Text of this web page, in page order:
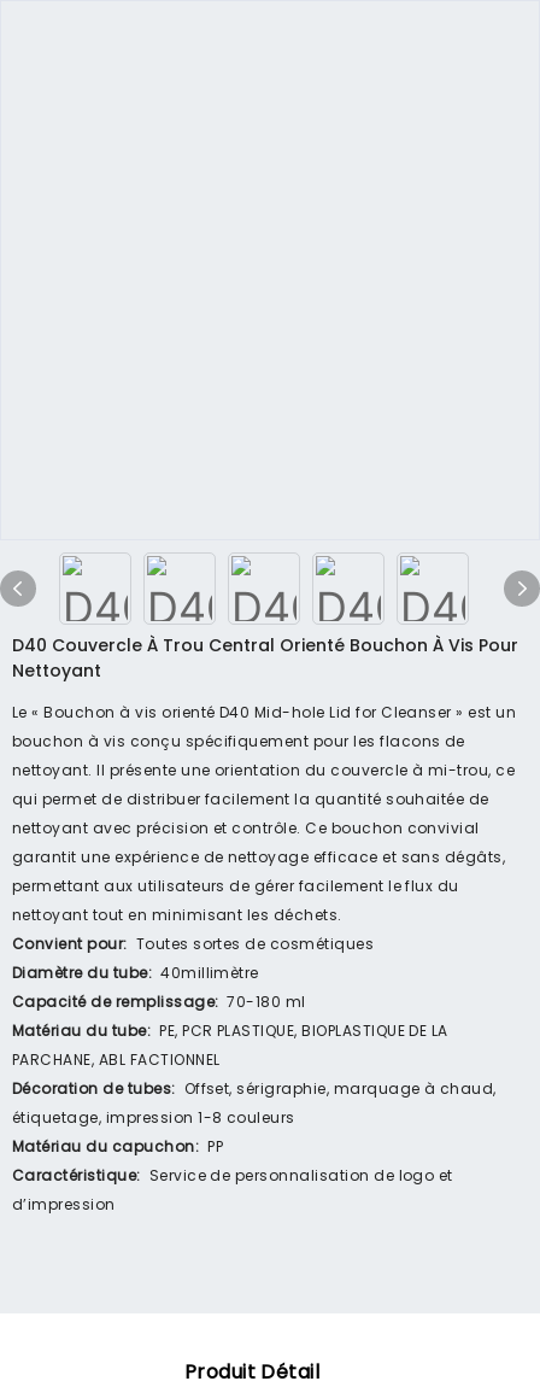
D40 Couvercle À Trou Central Orienté Bouchon À Vis Pour
Nettoyant
Le « Bouchon à vis orienté D40 Mid-hole Lid for Cleanser » est un
bouchon à vis conçu spécifiquement pour les flacons de
nettoyant. Il présente une orientation du couvercle à mi-trou, ce
qui permet de distribuer facilement la quantité souhaitée de
nettoyant avec précision et contrôle. Ce bouchon convivial
garantit une expérience de nettoyage efficace et sans dégâts,
permettant aux utilisateurs de gérer facilement le flux du
nettoyant tout en minimisant les déchets.
Convient pour: Toutes sortes de cosmétiques
Diamètre du tube: 40millimètre
Capacité de remplissage: 70-180 ml
Matériau du tube: PE, PCR PLASTIQUE, BIOPLASTIQUE DE LA
PARCHANE, ABL FACTIONNEL
Décoration de tubes: Offset, sérigraphie, marquage à chaud,
étiquetage, impression 1-8 couleurs
Matériau du capuchon: PP
Caractéristique: Service de personnalisation de logo et
d’impression
Produit Détail